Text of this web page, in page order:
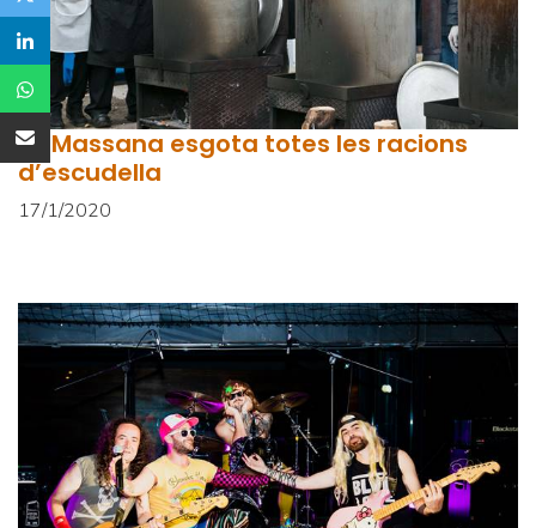
La Massana esgota totes les racions
d’escudella
17/1/2020